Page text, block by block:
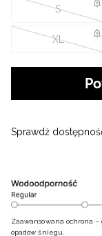
S
XL
Sprawdź
Zaawansowana ochrona
opadów śniegu.